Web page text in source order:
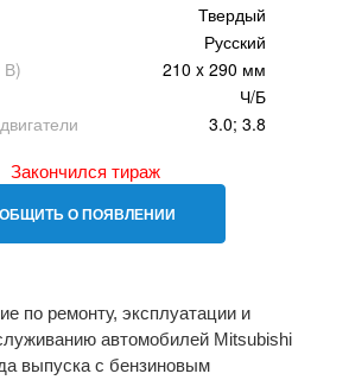
Твердый
Русский
210 x 290 мм
Ч/Б
3.0; 3.8
Закончился тираж
О ПОЯВЛЕНИИ
по ремонту, эксплуатации и
автомобилей Mitsubishi
выпуска с бензиновым